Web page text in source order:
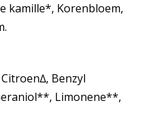
kamille*, Korenbloem,
Benzyl
Limonene**,